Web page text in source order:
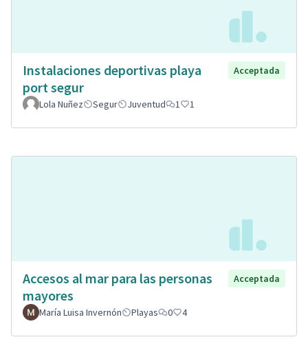
Instalaciones deportivas playa
port segur
Acceptada
Lola Nuñez Segur Juventud 1 1
Accesos al mar para las personas
mayores
Acceptada
María Luisa Invernón Playas 0 4